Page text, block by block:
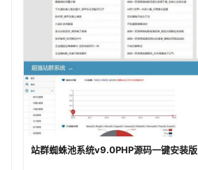
站群蜘蛛池系统v9.0PHP源码一键安装版